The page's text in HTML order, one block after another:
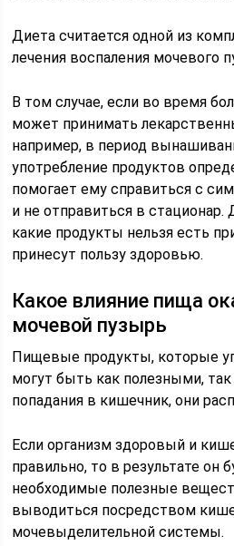
Диета считается одной из
лечения воспаления мочевого
В том случае, если во время
может принимать
например, в период
употребление продуктов
помогает ему справиться с
и не отправиться в
какие продукты нельзя есть
принесут пользу здоровью.
Какое влияние пища
мочевой пузырь
Пищевые продукты, которые
могут быть как полезными,
попадания в кишечник, они
Если организм здоровый и
правильно, то в результате он
необходимые полезные
выводиться посредством
мочевыделительной системы.